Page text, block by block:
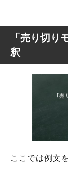
「売り切り
釈
ここでは例文